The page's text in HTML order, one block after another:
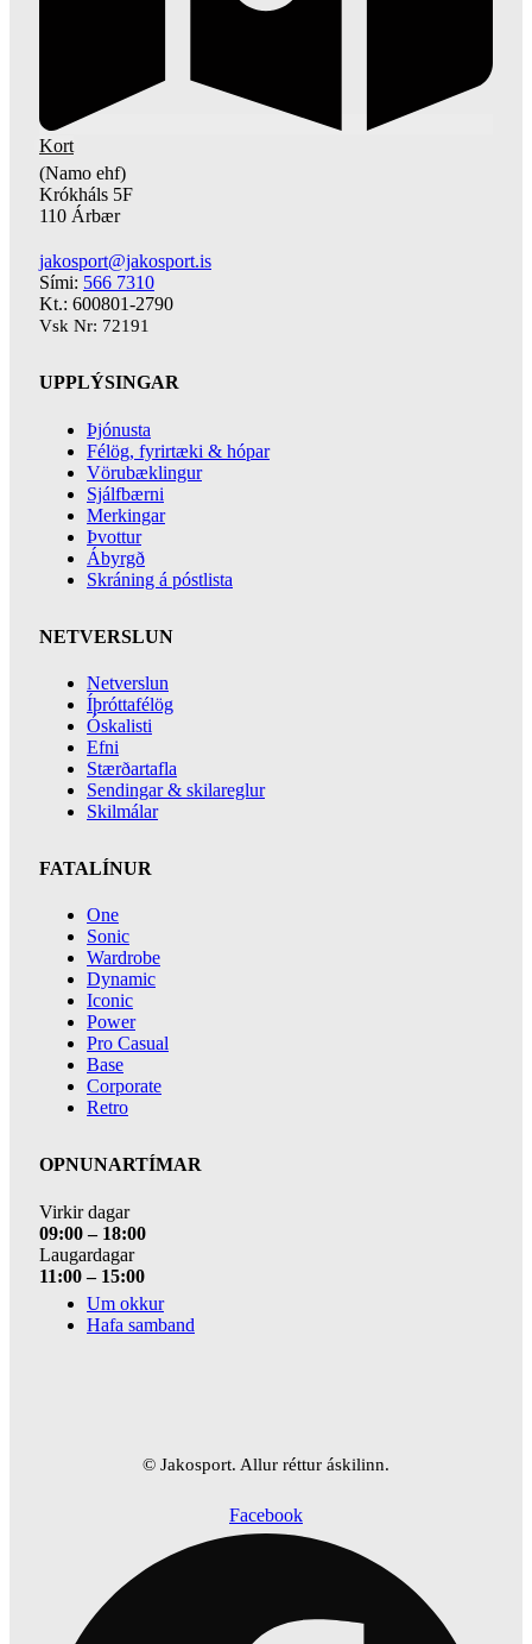
Kort
(Namo ehf)
Krókháls 5F
110 Árbær
jakosport@jakosport.is
Sími: 566 7310
Kt.: 600801-2790
Vsk Nr: 72191
UPPLÝSINGAR
Þjónusta
Félög, fyrirtæki & hópar
Vörubæklingur
Sjálfbærni
Merkingar
Þvottur
Ábyrgð
Skráning á póstlista
NETVERSLUN
Netverslun
Íþróttafélög
Óskalisti
Efni
Stærðartafla
Sendingar & skilareglur
Skilmálar
FATALÍNUR
One
Sonic
Wardrobe
Dynamic
Iconic
Power
Pro Casual
Base
Corporate
Retro
OPNUNARTÍMAR
Virkir dagar
09:00 – 18:00
Laugardagar
11:00 – 15:00
Um okkur
Hafa samband
© Jakosport. Allur réttur áskilinn.
Facebook